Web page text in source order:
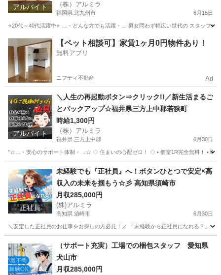
アルバイト （株）アルミラ
福岡県 北九州市 6月15日
⭐20代～40代活躍中⭐ …・どんな方でも活躍・… 男女問わず幅広い世代の スタッフ
北九州市 倉庫 時給
【ペット相談可】家賃1ヶ月0円物件あり！
無料アプリ
ニフティ不動産 Ad
アルバイト
＼人生の再起動ボタン⇒クリック!!／新生活まるご
とバックアップ☆福井県三方上中郡若狭町
時給1,300円
（株）アルミラ
福井県 三方上中郡 6月30日
"☆…・安心のサポート体制・…☆ ◇ 住まいの心配ゼロ！ ◇ • 個室1R完全無料！ • 即
三方上中郡 工場 完全無料
正社員
未経験でも『正社員』へ！ボタンひとつで安定×高
収入の未来を掴もう☆彡 高知県須崎市
月収285,000円
(株)アルミラ
高知県 須崎市 6月30日
＼安定した正社員のお仕事をお探しの方必見！／ 「未経験から正社員になれる？」
工場 未経験
（サポート充実）工場での梱包スタッフ 愛知県
犬山市
月収285,000円